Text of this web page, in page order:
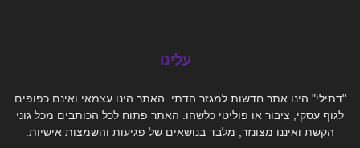
עלינו
"דתילי" הינו אתר חדשות למגזר הדתי. האתר הינו עצמאי ואינם כפופים
לגוף עסקי, ציבור או פוליטי כלשהו. האתר פתוח לכל הכותבים מכל גוני
הקשת ואיננו מצונזר, מלבד בנושאים של פגיעות והשמצות אישיות.